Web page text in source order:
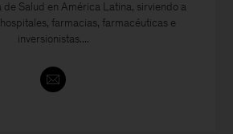
Salud en América Latina, sirviendo a
farmacias, farmacéuticas e
inversionistas....